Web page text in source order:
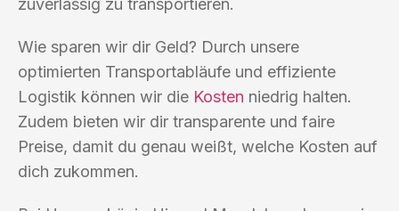
zuverlässig zu transportieren.
Wie sparen wir dir Geld? Durch unsere
optimierten Transportabläufe und effiziente
Logistik können wir die Kosten niedrig halten.
Zudem bieten wir dir transparente und faire
Preise, damit du genau weißt, welche Kosten auf
dich zukommen.